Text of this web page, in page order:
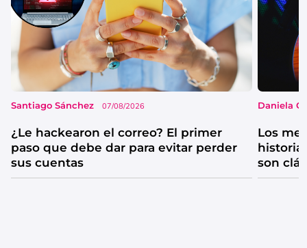
Santiago Sánchez 07/08/2026
¿Le hackearon el correo? El primer
paso que debe dar para evitar perder
sus cuentas
Daniela
Los
historia
son